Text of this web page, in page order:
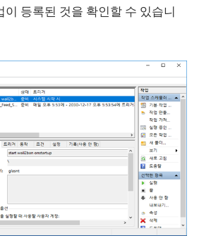
이 등록된 것을 확인할 수 있습니